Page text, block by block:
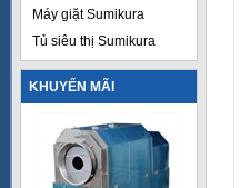
Máy giặt Sumikura
Tủ siêu thị Sumikura
KHUYẾN MÃI